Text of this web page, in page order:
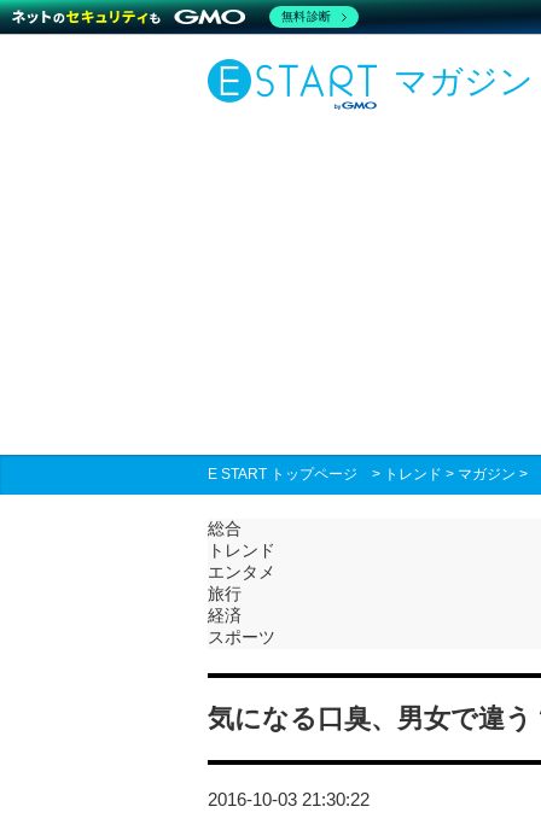
マガジン
E START トップページ > トレンド > マガジン >
総合
トレンド
エンタメ
旅行
経済
スポーツ
気になる口臭、男女で違
2016-10-03 21:30:22
無料診断